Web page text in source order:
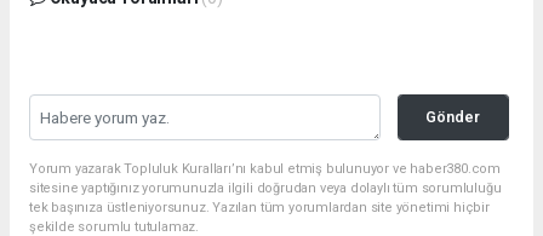
Gönder
Yorum yazarak Topluluk Kuralları’nı kabul etmiş bulunuyor ve haber380.com
sitesine yaptığınız yorumunuzla ilgili doğrudan veya dolaylı tüm sorumluluğu
tek başınıza üstleniyorsunuz. Yazılan tüm yorumlardan site yönetimi hiçbir
şekilde sorumlu tutulamaz.